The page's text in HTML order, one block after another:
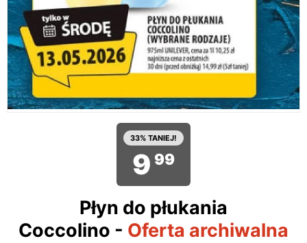
33% TANIEJ!
9 99
Płyn do płukania
Coccolino - Oferta archiwalna